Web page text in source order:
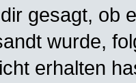
gesagt, ob
wurde,
erhalten